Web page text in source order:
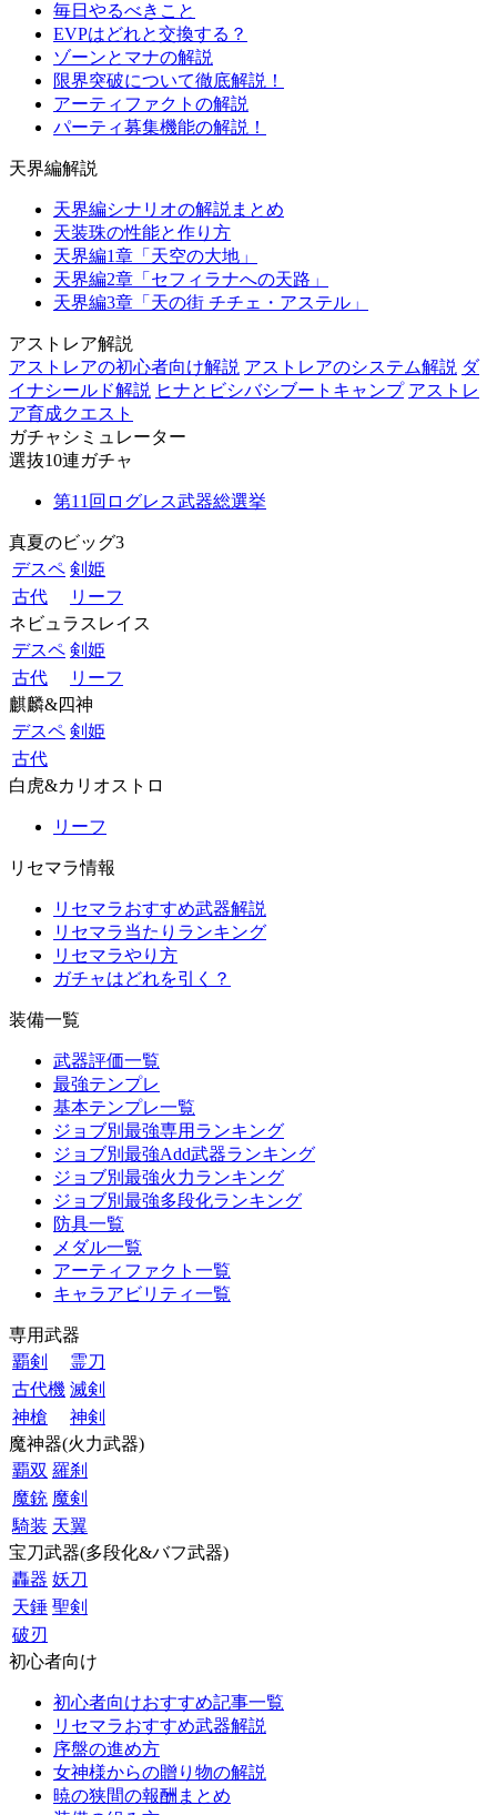
毎日やるべきこと
EVPはどれと交換する？
ゾーンとマナの解説
限界突破について徹底解説！
アーティファクトの解説
パーティ募集機能の解説！
天界編解説
天界編シナリオの解説まとめ
天装珠の性能と作り方
天界編1章「天空の大地」
天界編2章「セフィラナへの天路」
天界編3章「天の街 チチェ・アステル」
アストレア解説
アストレアの初心者向け解説 アストレアのシステム解説 ダ
イナシールド解説 ヒナとビシバシブートキャンプ アストレ
ア育成クエスト
ガチャシミュレーター
選抜10連ガチャ
第11回ログレス武器総選挙
真夏のビッグ3
デスペ 剣姫
古代
リーフ
ネビュラスレイス
デスペ 剣姫
古代
リーフ
麒麟&四神
デスペ 剣姫
古代
白虎&カリオストロ
リーフ
リセマラ情報
リセマラおすすめ武器解説
リセマラ当たりランキング
リセマラやり方
ガチャはどれを引く？
装備一覧
武器評価一覧
最強テンプレ
基本テンプレ一覧
ジョブ別最強専用ランキング
ジョブ別最強Add武器ランキング
ジョブ別最強火力ランキング
ジョブ別最強多段化ランキング
防具一覧
メダル一覧
アーティファクト一覧
キャラアビリティ一覧
専用武器
覇剣
霊刀
古代機 滅剣
神槍
神剣
魔神器(火力武器)
覇双 羅刹
魔銃 魔剣
騎装 天翼
宝刀武器(多段化&バフ武器)
轟器 妖刀
天錘 聖剣
破刃
初心者向け
初心者向けおすすめ記事一覧
リセマラおすすめ武器解説
序盤の進め方
女神様からの贈り物の解説
暁の狭間の報酬まとめ